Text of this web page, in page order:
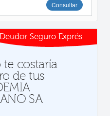
Consultar
Deudor Seguro Exprés
costaría
de tus
SA